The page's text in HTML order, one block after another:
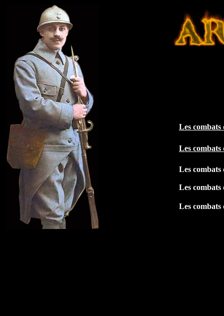
Les combats
Les combats
Les combats
Les combats
Les combats